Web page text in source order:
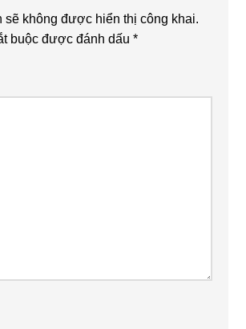
sẽ không được hiển thị công khai.
buộc được đánh dấu*